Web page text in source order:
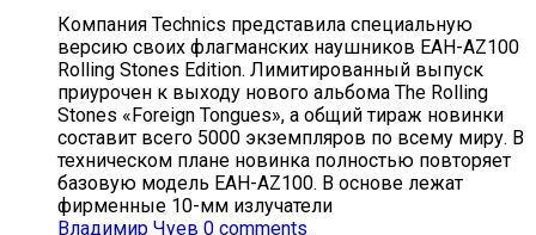
Компания Technics представила специальную
версию своих флагманских наушников EAH-AZ100
Rolling Stones Edition. Лимитированный выпуск
приурочен к выходу нового альбома The Rolling
Stones «Foreign Tongues», а общий тираж новинки
составит всего 5000 экземпляров по всему миру. В
техническом плане новинка полностью повторяет
базовую модель EAH-AZ100. В основе лежат
фирменные 10-мм излучатели
Владимир Чуев 0 comments